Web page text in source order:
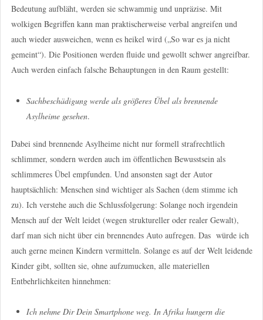
Bedeutung aufbläht, werden sie schwammig und unpräzise. Mit
wolkigen Begriffen kann man praktischerweise verbal angreifen und
auch wieder ausweichen, wenn es heikel wird („So war es ja nicht
gemeint“). Die Positionen werden fluide und gewollt schwer angreifbar.
Auch werden einfach falsche Behauptungen in den Raum gestellt:
Sachbeschädigung werde als größeres Übel als brennende
Asylheime gesehen.
Dabei sind brennende Asylheime nicht nur formell strafrechtlich
schlimmer, sondern werden auch im öffentlichen Bewusstsein als
schlimmeres Übel empfunden. Und ansonsten sagt der Autor
hauptsächlich: Menschen sind wichtiger als Sachen (dem stimme ich
zu). Ich verstehe auch die Schlussfolgerung: Solange noch irgendein
Mensch auf der Welt leidet (wegen struktureller oder realer Gewalt),
darf man sich nicht über ein brennendes Auto aufregen. Das würde ich
auch gerne meinen Kindern vermitteln. Solange es auf der Welt leidende
Kinder gibt, sollten sie, ohne aufzumucken, alle materiellen
Entbehrlichkeiten hinnehmen:
Ich nehme Dir Dein Smartphone weg. In Afrika hungern die